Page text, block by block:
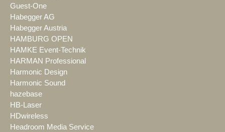
Guest-One
Habegger AG
Habegger Austria
HAMBURG OPEN
HAMKE Event-Technik
HARMAN Professional
Harmonic Design
Harmonic Sound
hazebase
HB-Laser
HDwireless
Headroom Media Service